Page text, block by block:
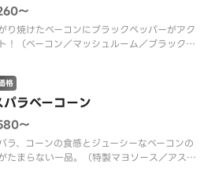
〜
り焼けたベーコンにブラックペッパーがアク
！（ベーコン／マッシュルーム／ブラックペ
パラベーコーン
格
〜
ラ、コーンの食感とジューシーなベーコンの
たまらない一品。（特製マヨソース／アスパ